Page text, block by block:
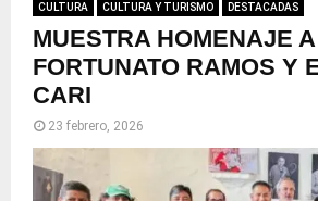
CULTURA CULTURA Y TURISMO DESTACADAS
MUESTRA HOMENAJE A
FORTUNATO RAMOS Y
CARI
23 febrero, 2026